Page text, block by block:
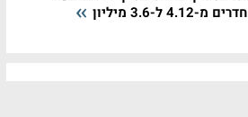
חדרים מ-4.12 ל-3.6 מיליון